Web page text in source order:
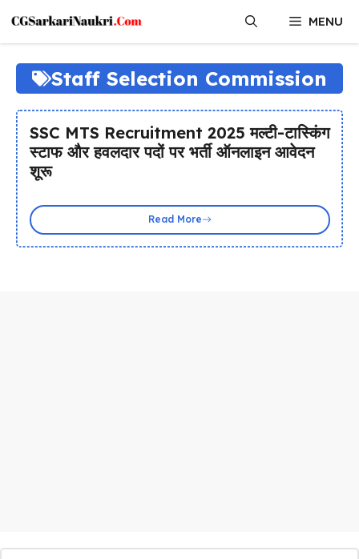
content
MENU
Staff Selection Commission
SSC MTS Recruitment 2025 मल्टी-टास्किंग
स्टाफ और हवलदार पदों पर भर्ती ऑनलाइन आवेदन
शूरू
Read More